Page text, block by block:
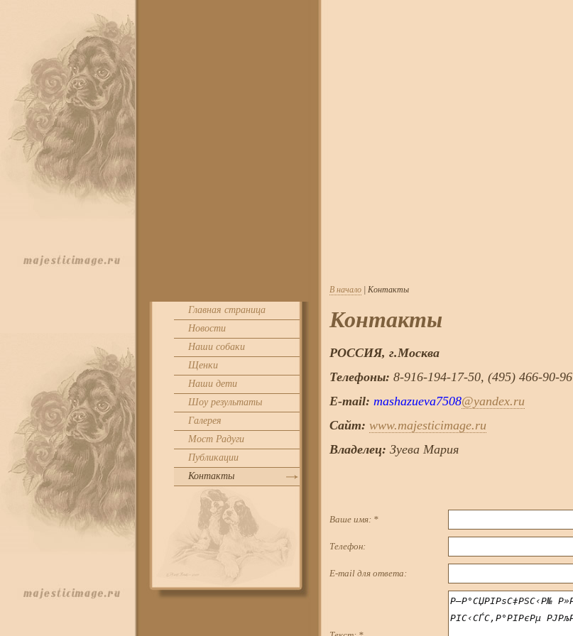
Главная страница
Новости
Наши собаки
Щенки
Наши дети
Шоу результаты
Галерея
Мост Радуги
Публикации
Контакты
В начало | Контакты
Контакты
РОССИЯ, г.Москва
Телефоны: 8-916-194-17-50, (495) 466-90-96
E-mail: mashazueva7508@yandex.ru
Сайт: www.majesticimage.ru
Владелец: Зуева Мария
Ваше имя: *
Телефон:
E-mail для ответа: